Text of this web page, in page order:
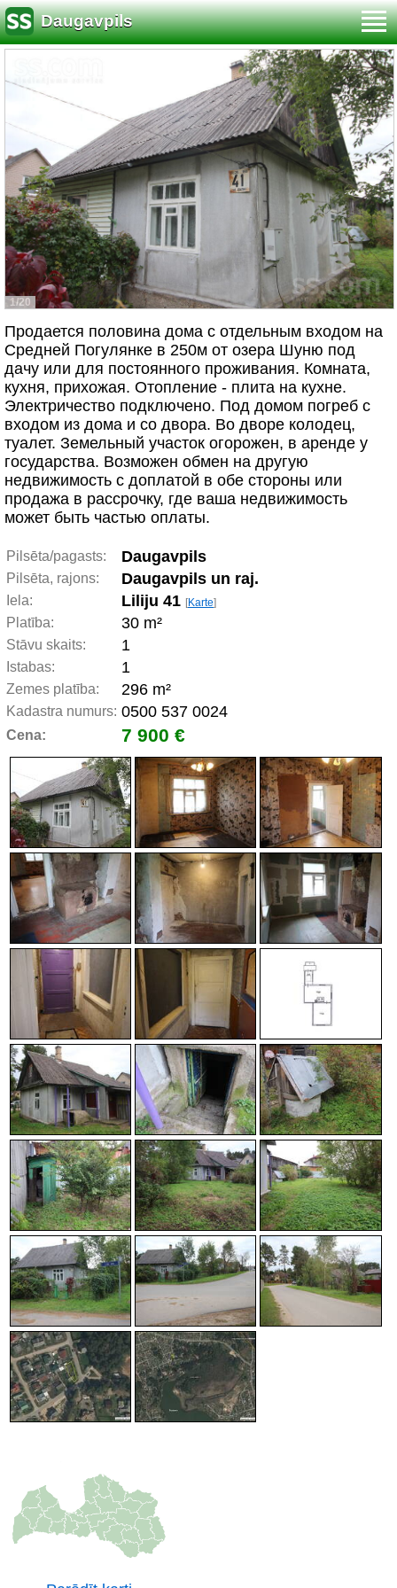
Daugavpils
1/20
Продается половина дома с отдельным входом на
Средней Погулянке в 250м от озера Шуню под
дачу или для постоянного проживания. Комната,
кухня, прихожая. Отопление - плита на кухне.
Электричество подключено. Под домом погреб с
входом из дома и со двора. Во дворе колодец,
туалет. Земельный участок огорожен, в аренде у
государства. Возможен обмен на другую
недвижимость с доплатой в обе стороны или
продажа в рассрочку, где ваша недвижимость
может быть частью оплаты.
Pilsēta/pagasts: Daugavpils
Pilsēta, rajons: Daugavpils un raj.
Iela: Liliju 41 [Karte]
Platība: 30 m²
Stāvu skaits: 1
Istabas: 1
Zemes platība: 296 m²
Kadastra numurs: 0500 537 0024
Cena: 7 900 €